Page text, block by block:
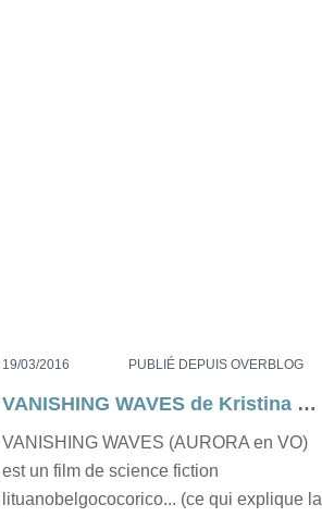
19/03/2016 PUBLIÉ DEPUIS OVERBLOG
VANISHING WAVES de Kristina Buozyte (marathon Dvdtrafic, jour 10)
VANISHING WAVES (AURORA en VO)
est un film de science fiction
lituanobelgococorico... (ce qui explique la